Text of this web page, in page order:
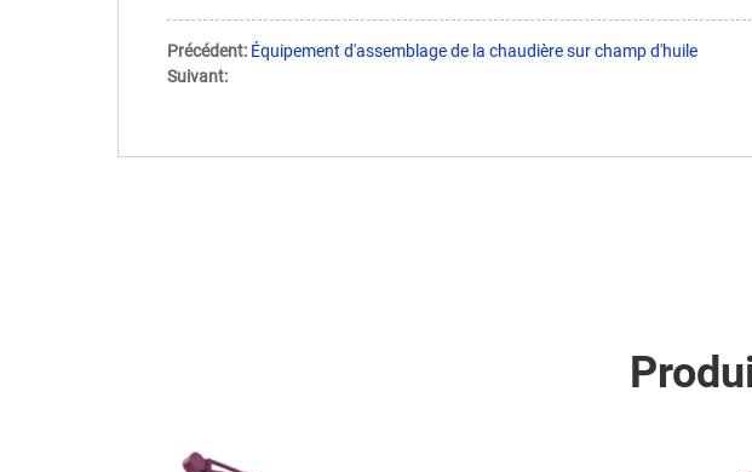
Précédent: Équipement d'assemblage de la chaudière sur champ d'huile
Suivant: